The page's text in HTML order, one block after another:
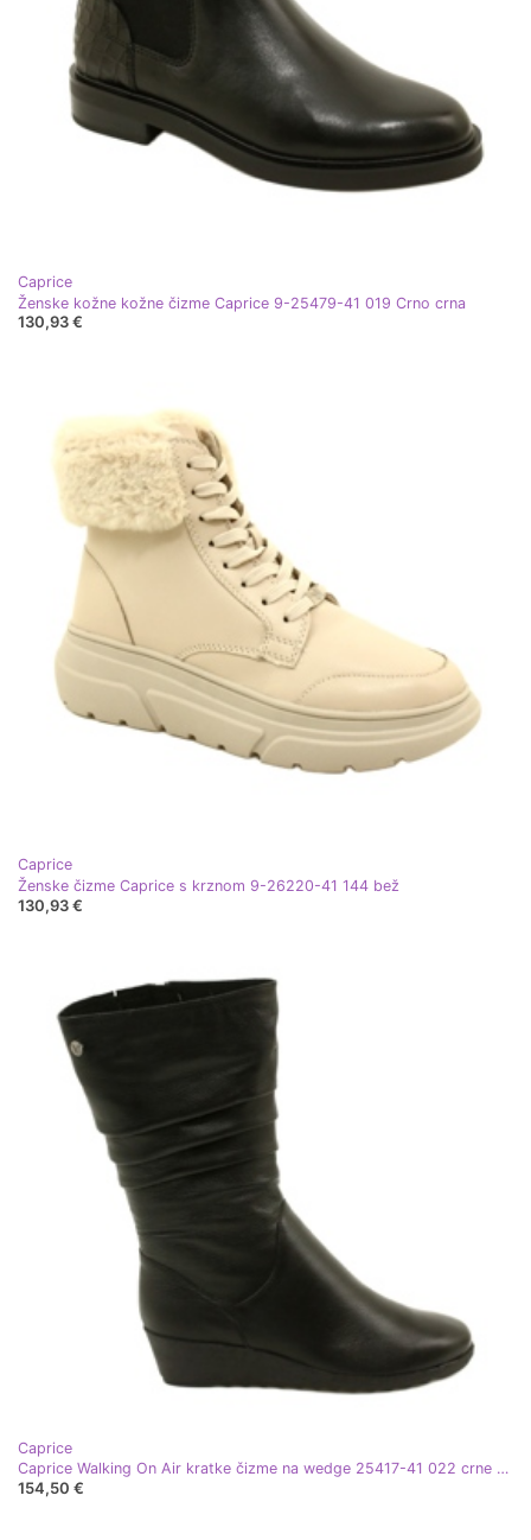
Caprice
Ženske kožne kožne čizme Caprice 9-25479-41 019 Crno crna
130,93 €
Caprice
Ženske čizme Caprice s krznom 9-26220-41 144 bež
130,93 €
Caprice
Caprice Walking On Air kratke čizme na wedge 25417-41 022 crne crna
154,50 €